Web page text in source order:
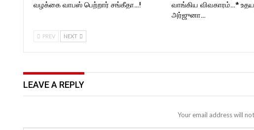
வழக்கை வாபஸ் பெற்றார் சங்கீதா…!
வாங்கிய விவகாரம்…*
அர்ஜுனா…
PREV NEXT
LEAVE A REPLY
Your email address will